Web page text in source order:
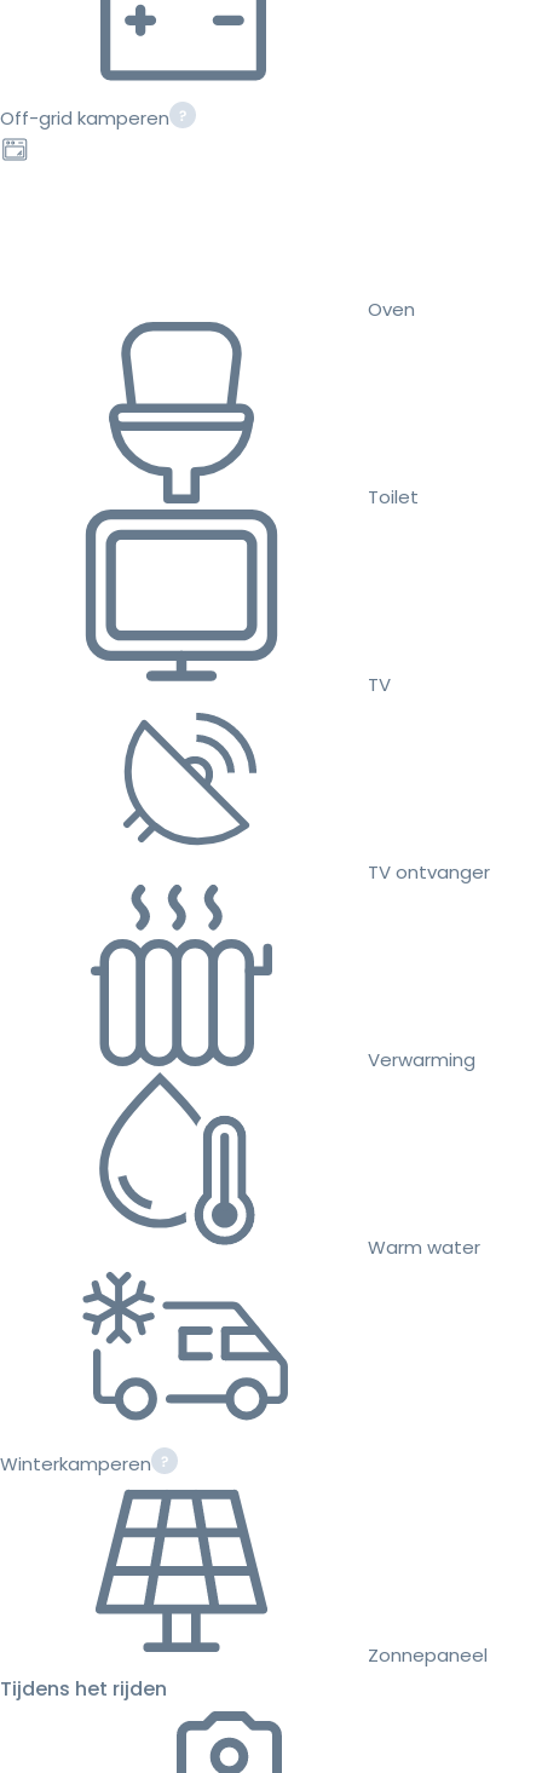
Off-grid kamperen
Oven
Toilet
TV
TV ontvanger
Verwarming
Warm water
Winterkamperen
Zonnepaneel
Tijdens het rijden